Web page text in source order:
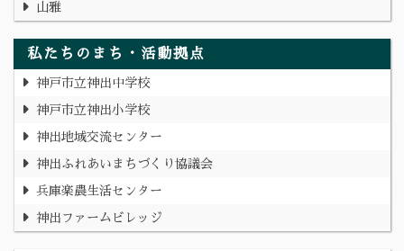
山雅
私たちのまち・活動拠点
神戸市立神出中学校
神戸市立神出小学校
神出地域交流センター
神出ふれあいまちづくり協議会
兵庫楽農生活センター
神出ファームビレッジ